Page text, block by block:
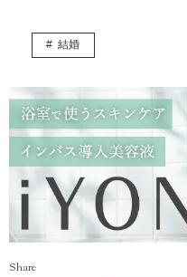
結婚
Share